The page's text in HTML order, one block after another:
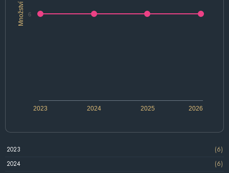
Množství
2024 2026
2023 2025
6
2023
(6)
2024
(6)